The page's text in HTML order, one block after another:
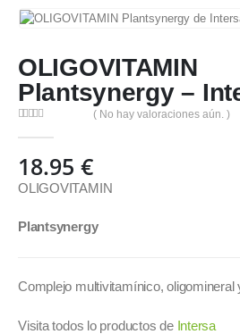
OLIGOVITAMIN
Plantsynergy –
( No hay valoraciones aún. )
18.95 €
OLIGOVITAMIN
Plantsynergy
Complejo multivitamínico, oligomineral
Visita todos lo productos de Intersa